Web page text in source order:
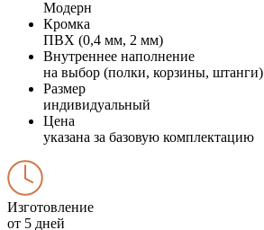
Модерн
Кромка
ПВХ (0,4 мм, 2 мм)
Внутреннее наполнение
на выбор (полки, корзины, штанги)
Размер
индивидуальный
Цена
указана за базовую комплектацию
Изготовление
от 5 дней